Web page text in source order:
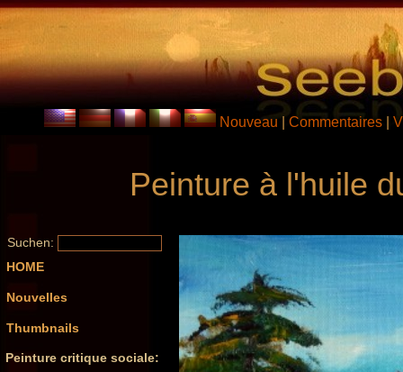
Nouveau Commentaires
Peinture à l'huile
Suchen:
HOME
Nouvelles
Thumbnails
Peinture critique sociale: